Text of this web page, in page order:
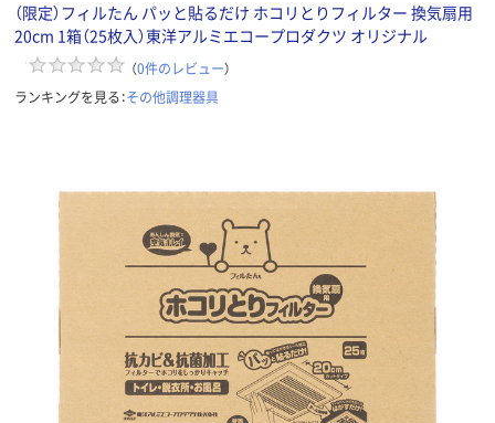
（限定）フィルたん パッと貼るだけ ホコリとりフィルター 換気扇用
20cm 1箱（25枚入）東洋アルミエコープロダクツ オリジナル
（0件のレビュー）
ランキングを見る：その他調理器具